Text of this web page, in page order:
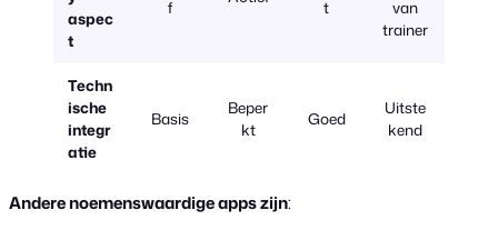
aspec
t
f t
van
trainer
Techn
ische
integr
atie
Basis
Beper
kt
Goed
Uitste
kend
Andere noemenswaardige apps zijn: